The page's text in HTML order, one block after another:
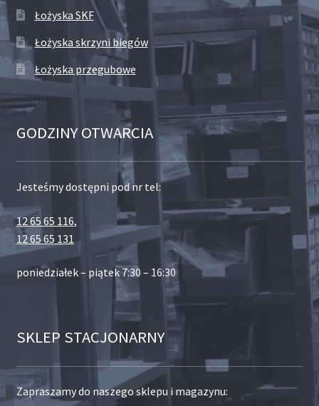
Łożyska SKF
Łożyska skrzyni biegów
Łożyska przegubowe
GODZINY OTWARCIA
Jesteśmy dostępni pod nr tel:
12 65 65 116,
12 65 65 131
poniedziałek – piątek 7:30 – 16:30
SKLEP STACJONARNY
Zapraszamy do naszego sklepu i magazynu: